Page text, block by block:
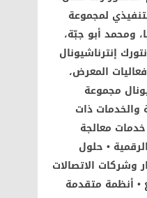
لمجموعة
ومحمد أبو جبّة،
إنترناشيونال
المعرض،
مجموعة
والخدمات ذات
معالجة
• حلول
وشركات الاتصالات
أنظمة متقدمة